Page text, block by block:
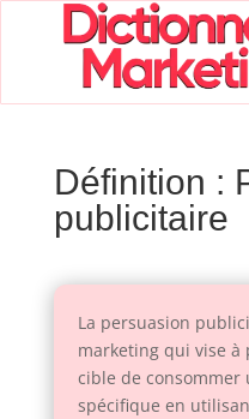
Définition :
publicitaire
La persuasion
marketing qui vise
cible de
spécifique en